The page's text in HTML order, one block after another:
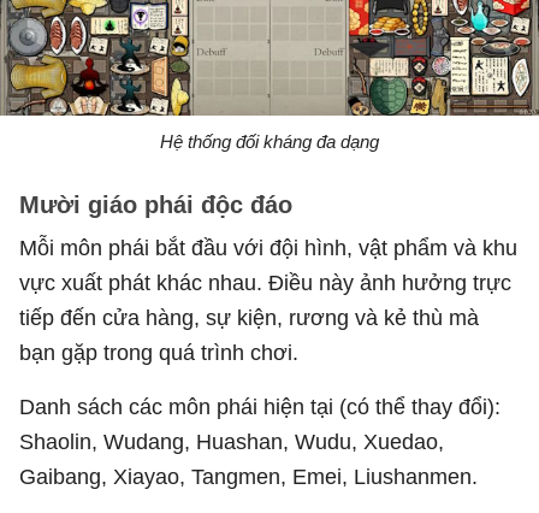
Hệ thống đối kháng đa dạng
Mười giáo phái độc đáo
Mỗi môn phái bắt đầu với đội hình, vật phẩm và khu
vực xuất phát khác nhau. Điều này ảnh hưởng trực
tiếp đến cửa hàng, sự kiện, rương và kẻ thù mà
bạn gặp trong quá trình chơi.
Danh sách các môn phái hiện tại (có thể thay đổi):
Shaolin, Wudang, Huashan, Wudu, Xuedao,
Gaibang, Xiayao, Tangmen, Emei, Liushanmen.